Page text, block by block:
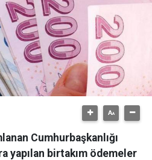
Cumhurbaşkanlığı
yapılan birtakım ödemeler